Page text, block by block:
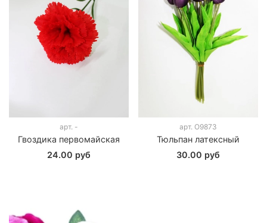
арт. -
Гвоздика первомайская
24.00 руб
арт. О9873
Тюльпан латексный
30.00 руб